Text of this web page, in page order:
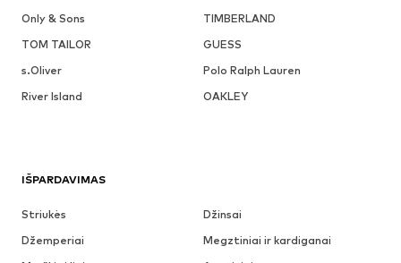
Only & Sons
TIMBERLAND
TOM TAILOR
GUESS
s.Oliver
Polo Ralph Lauren
River Island
OAKLEY
IŠPARDAVIMAS
Striukės
Džinsai
Džemperiai
Megztiniai ir kardiganai